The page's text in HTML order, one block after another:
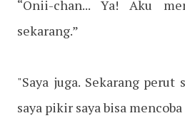
“Onii-chan... Ya! Aku
sekarang.”
"Saya juga. Sekarang perut
saya pikir saya bisa